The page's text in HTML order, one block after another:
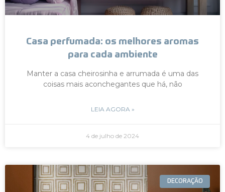
Casa perfumada: os melhores aromas
para cada ambiente
Manter a casa cheirosinha e arrumada é uma das
coisas mais aconchegantes que há, não
LEIA AGORA »
4 de julho de 2024
DECORAÇÃO